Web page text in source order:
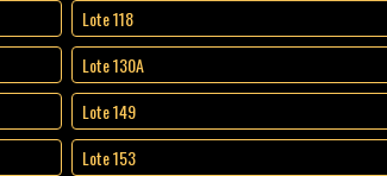
Lote 118
Lote 130A
Lote 149
Lote 153